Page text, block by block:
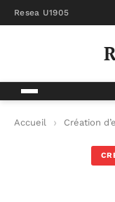
Resea U1905
Accueil Création